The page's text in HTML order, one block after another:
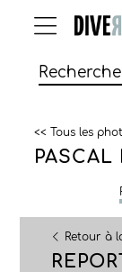
<< Tous les
PASCAL
Retour à